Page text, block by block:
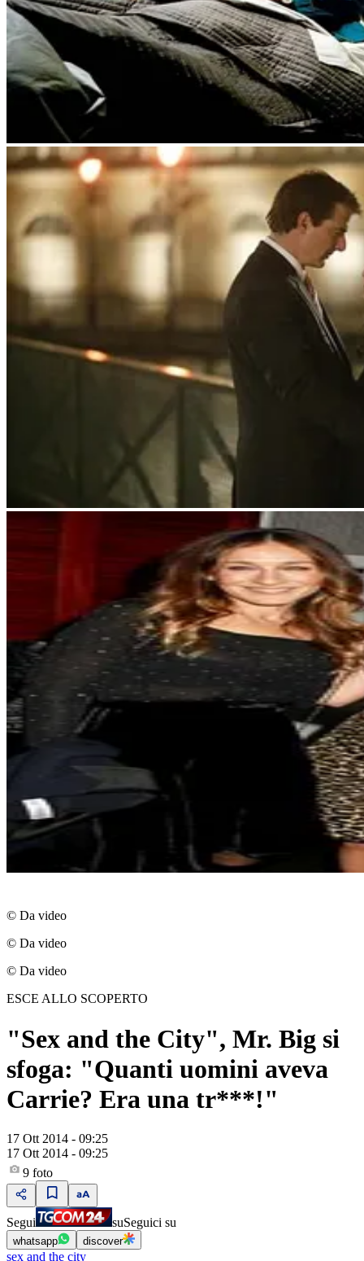
© Da video
© Da video
© Da video
ESCE ALLO SCOPERTO
"Sex and the City", Mr. Big si
sfoga: "Quanti uomini aveva
Carrie? Era una tr***!"
17 Ott 2014 - 09:25
17 Ott 2014 - 09:25
9 foto
Segui suSeguici su
whatsapp discover
sex and the city